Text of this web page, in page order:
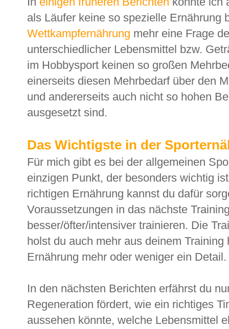
als Läufer keine so spezielle Ernährung
Wettkampfernährung mehr eine Frage
unterschiedlicher Lebensmittel bzw.
im Hobbysport keinen so großen
einerseits diesen Mehrbedarf über den
und andererseits auch nicht so hohen
ausgesetzt sind.
Das Wichtigste in der
Für mich gibt es bei der allgemeinen
einzigen Punkt, der besonders wichtig
richtigen Ernährung kannst du dafür
Voraussetzungen in das nächste
besser/öfter/intensiver trainieren. Die
holst du auch mehr aus deinem
Ernährung mehr oder weniger ein Detail.
In den nächsten Berichten erfährst du
Regeneration fördert, wie ein richtiges
aussehen könnte, welche Lebensmittel